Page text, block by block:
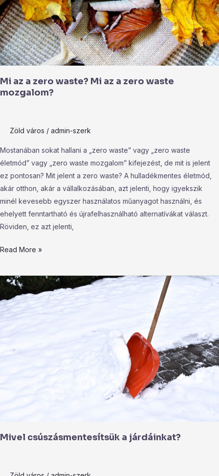
Mi az a zero waste? Mi az a zero waste
mozgalom?
Zöld város / admin-szerk
Mostanában sokat hallani a „zero waste” vagy „zero waste
életmód” vagy „zero waste mozgalom” kifejezést, de mit is jelent
ez pontosan? Mit jelent a zero waste? A hulladékmentes életmód,
akár otthon, akár a vállalkozásában, azt jelenti, hogy igyekszik
minél kevesebb egyszer használatos műanyagot használni, és
ehelyett fenntartható és újrafelhasználható alternatívákat választ.
Röviden, ez azt jelenti,
zero
waste
mozgalom?
Read More »
Mivel csúszásmentesítsük a járdáinkat?
Mivel
csúszásmentesítsük
járdáinkat?